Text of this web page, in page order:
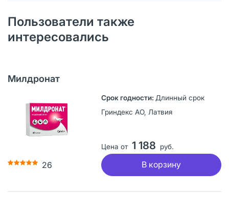
Пользователи также
интересовались
Милдронат
26
Длинный срок
Гриндекс АО, Латвия
Цена от 1 188 руб.
В корзину